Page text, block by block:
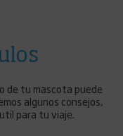
de tu mascota puede
algunos consejos,
para tu viaje.